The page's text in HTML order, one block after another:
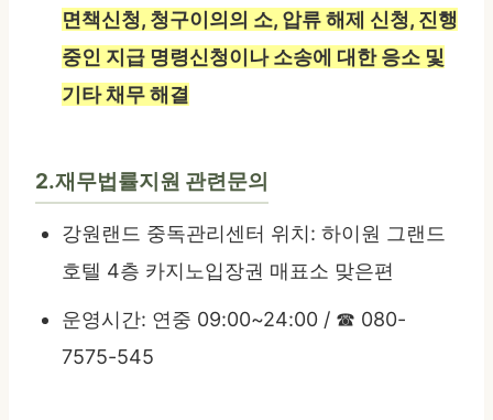
면책신청, 청구이의의 소, 압류 해제 신청, 진행
중인 지급 명령신청이나 소송에 대한 응소 및
기타 채무 해결
2.재무법률지원 관련문의
강원랜드 중독관리센터 위치: 하이원 그랜드
호텔 4층 카지노입장권 매표소 맞은편
운영시간: 연중 09:00~24:00 / ☎ 080-
7575-545